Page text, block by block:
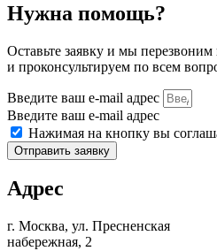
Нужна помощь?
Оставьте заявку и мы
и проконсультируем по всем
Введите ваш e-mail адрес
Введите ваш e-mail адрес
Нажимая на кнопку вы
Отправить заявку
Адрес
г. Москва, ул. Пресненская
набережная, 2